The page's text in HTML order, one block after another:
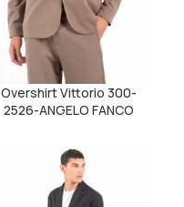
Overshirt Vittorio 300-
2526-ANGELO FANCO